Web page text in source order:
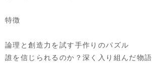
特徴
論理と創造力を試す手作りのパズル
誰を信じられるのか？深く入り組んだ物語